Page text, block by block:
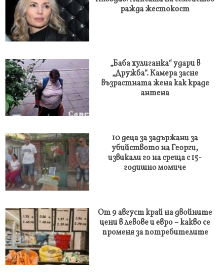
ражда жестокост
„Баба хулиганка“ удари в
„Дружба“. Камера засне
възрастната жена как краде
антена
10 деца за задържани за
убийството на Георги,
извикали го на среща с 15-
годишно момиче
От 9 август край на двойните
цени в левове и евро – какво се
променя за потребителите